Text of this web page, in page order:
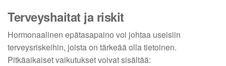
Terveyshaitat ja riskit
Hormonaalinen epätasapaino voi johtaa useisiin
terveysriskeihin, joista on tärkeää olla tietoinen.
Pitkäaikaiset vaikutukset voivat sisältää: